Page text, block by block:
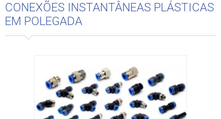
CONEXÕES INSTANTÂNEAS PLÁSTICAS
EM POLEGADA